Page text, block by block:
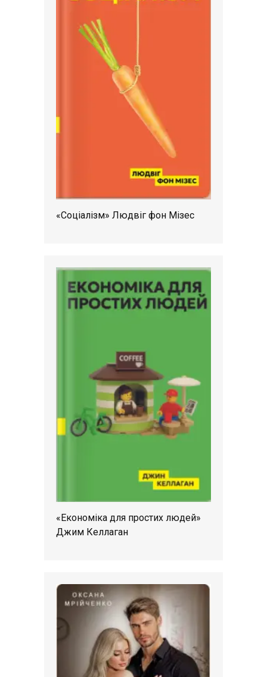
«Соціалізм» Людвіг фон Мізес
«Економіка для простих людей»
Джим Келлаган